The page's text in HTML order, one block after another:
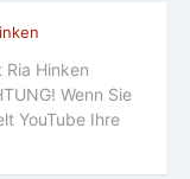
Hinken
Wenn Sie
YouTube Ihre